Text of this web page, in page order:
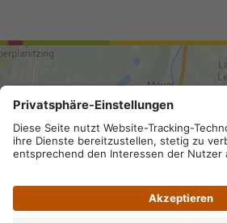
ANREISE
Impressum . Privacy